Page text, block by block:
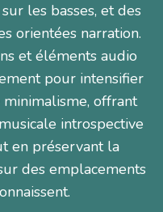
les basses, et des
orientées narration.
et éléments audio
pour intensifier
offrant
introspective
en préservant la
des emplacements